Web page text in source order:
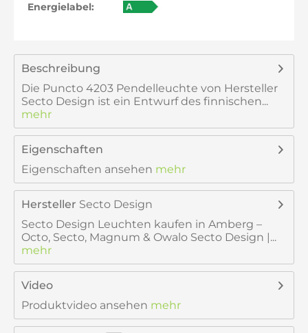
Energielabel:
Beschreibung
Die Puncto 4203 Pendelleuchte von Hersteller
Secto Design ist ein Entwurf des finnischen...
mehr
Eigenschaften
Eigenschaften ansehen mehr
Hersteller Secto Design
Secto Design Leuchten kaufen in Amberg –
Octo, Secto, Magnum & Owalo Secto Design |...
mehr
Video
Produktvideo ansehen mehr